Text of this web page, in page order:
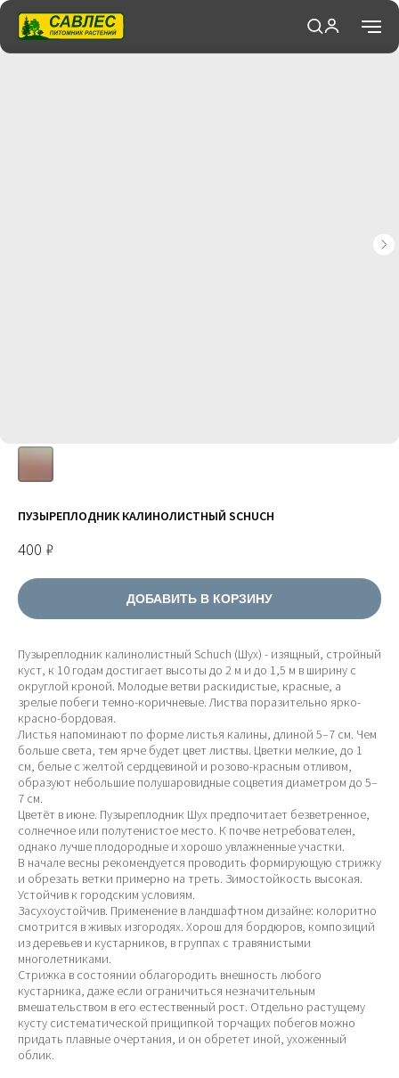
ПУЗЫРЕПЛОДНИК КАЛИНОЛИСТНЫЙ SCHUCH
400 ₽
ДОБАВИТЬ В КОРЗИНУ
Пузыреплодник калинолистный Schuch (Шух) - изящный, стройный
куст, к 10 годам достигает высоты до 2 м и до 1,5 м в ширину с
округлой кроной. Молодые ветви раскидистые, красные, а
зрелые побеги темно-коричневые. Листва поразительно ярко-
красно-бордовая.
Листья напоминают по форме листья калины, длиной 5–7 см. Чем
больше света, тем ярче будет цвет листвы. Цветки мелкие, до 1
см, белые с желтой сердцевиной и розово-красным отливом,
образуют небольшие полушаровидные соцветия диаметром до 5–
7 см.
Цветёт в июне. Пузыреплодник Шух предпочитает безветренное,
солнечное или полутенистое место. К почве нетребователен,
однако лучше плодородные и хорошо увлажненные участки.
В начале весны рекомендуется проводить формирующую стрижку
и обрезать ветки примерно на треть. Зимостойкость высокая.
Устойчив к городским условиям.
Засухоустойчив. Применение в ландшафтном дизайне: колоритно
смотрится в живых изгородях. Хорош для бордюров, композиций
из деревьев и кустарников, в группах с травянистыми
многолетниками.
Стрижка в состоянии облагородить внешность любого
кустарника, даже если ограничиться незначительным
вмешательством в его естественный рост. Отдельно растущему
кусту систематической прищипкой торчащих побегов можно
придать плавные очертания, и он обретет иной, ухоженный
облик.